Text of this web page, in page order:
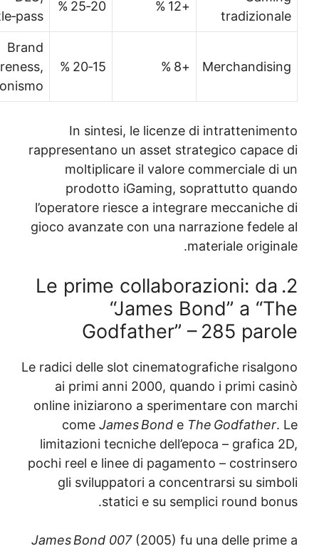
battle‑pass
+8 %
awareness,
collezionismo
In sintesi, le licenze di
rappresentano un asset strategico
moltiplicare il valore commerciale
prodotto iGaming, soprattutto
l’operatore riesce a integrare
gioco avanzate con una narrazione
materiale
2. Le prime collaborazioni:
“James Bond” a
Godfather” – 285
Le radici delle slot cinematografiche
ai primi anni 2000, quando i primi
online iniziarono a sperimentare con
comeJames BondeThe
limitazioni tecniche dell’epoca –
pochi reel e linee di pagamento –
gli sviluppatori a concentrarsi su
statici e su semplici round
James Bond 007 (2005) fu una delle